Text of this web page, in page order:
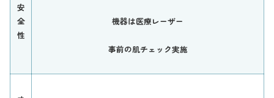
安
全
性
機器は医療レーザー
事前の肌チェック実施